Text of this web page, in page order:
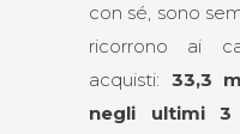
con sé, sono
ricorrono ai
acquisti: 33,3
negli ultimi